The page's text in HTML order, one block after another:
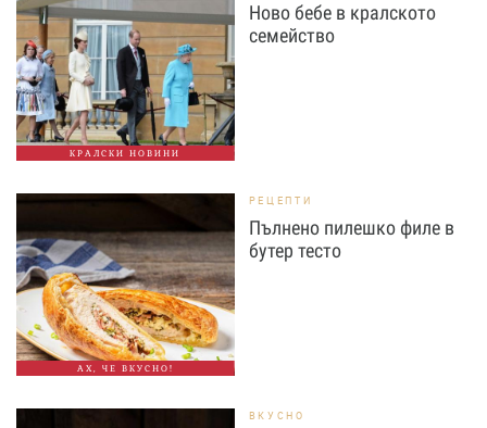
КРАЛСКИ НОВИНИ
Ново бебе в кралското
семейство
АХ, ЧЕ ВКУСНО!
РЕЦЕПТИ
Пълнено пилешко филе в
бутер тесто
ВКУСНО